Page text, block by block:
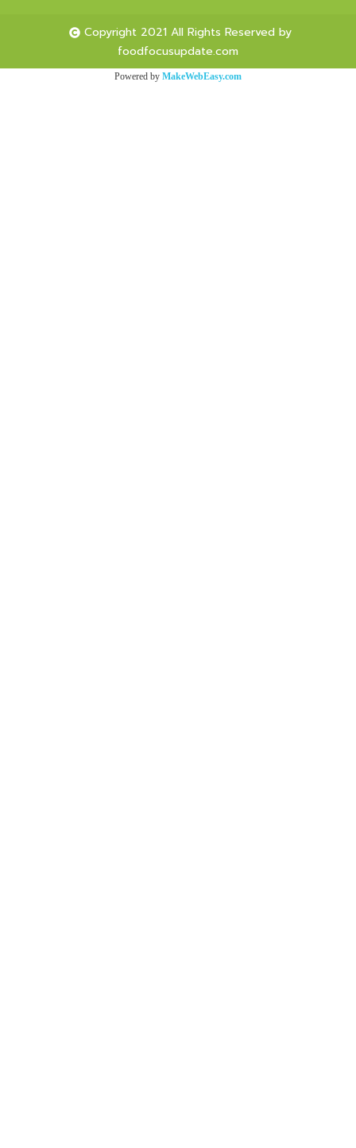
Copyright 2021 All Rights Reserved by
foodfocusupdate.com
Powered by MakeWebEasy.com